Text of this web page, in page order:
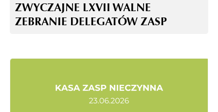
ZWYCZAJNE LXVII WALNE
ZEBRANIE DELEGATÓW ZASP